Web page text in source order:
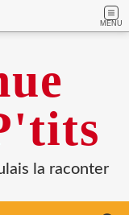
MENU
la raconter